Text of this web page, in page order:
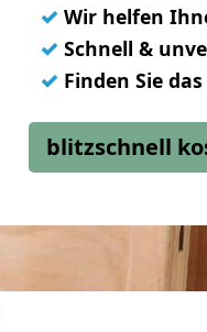
✓ Wir helfen
✓ Schnell &
✓ Finden Sie
blitzschnell